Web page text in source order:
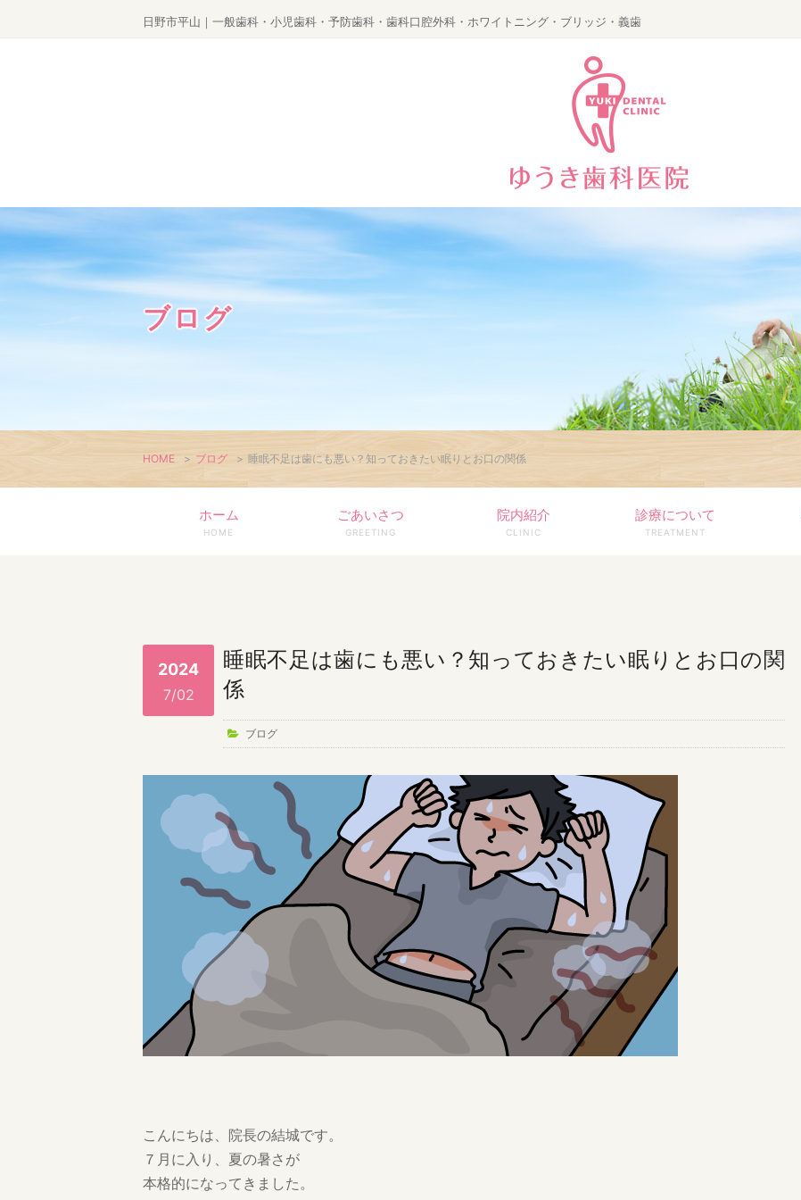
日野市平山｜一般歯科・小児歯科・予防歯科・歯科口腔外科・ホワイトニング・ブリッジ・義歯
ブログ
HOME > ブログ > 睡眠不足は歯にも悪い？知っておきたい眠りとお口の関係
ホーム
HOME
ごあいさつ
GREETING
院内紹介
CLINIC
診療について
TREATMENT
2024
7/02
睡眠不足は歯にも悪い？知っておきたい眠りとお口の関
係
ブログ
こんにちは、院長の結城です。
７月に入り、夏の暑さが
本格的になってきました。